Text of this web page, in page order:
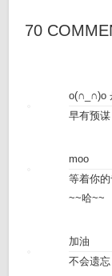
70
o(∩_∩)o
早有预
moo
等着你
~~哈~~
加油
不会遗